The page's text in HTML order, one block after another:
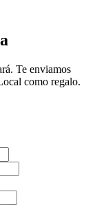
Te enviamos
como regalo.